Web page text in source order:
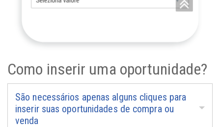
Como inserir uma oportunidade?
São necessários apenas alguns cliques para
inserir suas oportunidades de compra ou
venda